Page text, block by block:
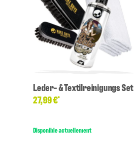
Leder- & Textilreinigungs Set
27,99 €*
Disponible actuellement